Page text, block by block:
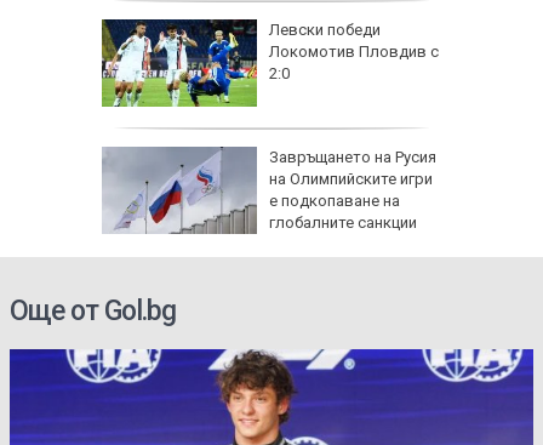
Левски победи
Локомотив Пловдив с
2:0
Завръщането на Русия
на Олимпийските игри
е подкопаване на
глобалните санкции
Още от Gol.bg